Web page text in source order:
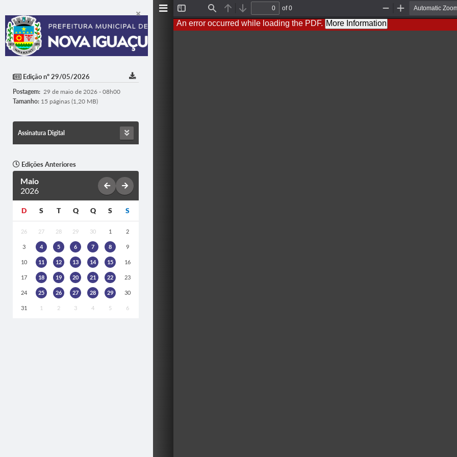
Edição nº 29/05/2026
Postagem: 29 de maio de 2026 - 08h00
Tamanho: 15 páginas (1,20 MB)
Assinatura Digital
Edições Anteriores
Maio
2026
D S T Q Q S S
26 27 28 29 30 1 2
3 4 5 6 7 8 9
10 11 12 13 14 15 16
17 18 19 20 21 22 23
24 25 26 27 28 29 30
31 1 2 3 4 5 6
Sidebar
Find Previous
Next
of 0
Out
An error occurred while loading the PDF. More Information